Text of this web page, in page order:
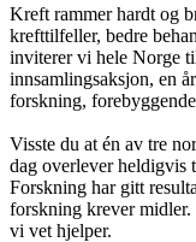
Kreft rammer hardt og
krefttilfeller, bedre
inviterer vi hele Norge
innsamlingsaksjon, en
forskning,
Visste du at én av tre
dag overlever heldigvis
Forskning har gitt
forskning krever midler.
vi vet hjelper.